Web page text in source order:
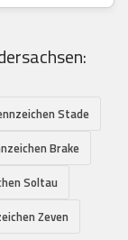
Stade
Brake
Soltau
Zeven